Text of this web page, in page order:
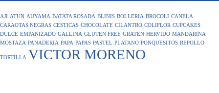
AJI ATUN AUYAMA BATATA ROSADA BLINIS BOLLERIA BROCOLI CANELA
CARAOTAS NEGRAS CESTICAS CHOCOLATE CILANTRO COLIFLOR CUPCAKES
DULCE EMPANIZADO GALLINA GLUTEN FREE GRATEN HERVIDO MANDARINA
MOSTAZA PANADERIA PAPA PAPAS PASTEL PLATANO PONQUESITOS REPOLLO
TORTILLA VICTOR MORENO